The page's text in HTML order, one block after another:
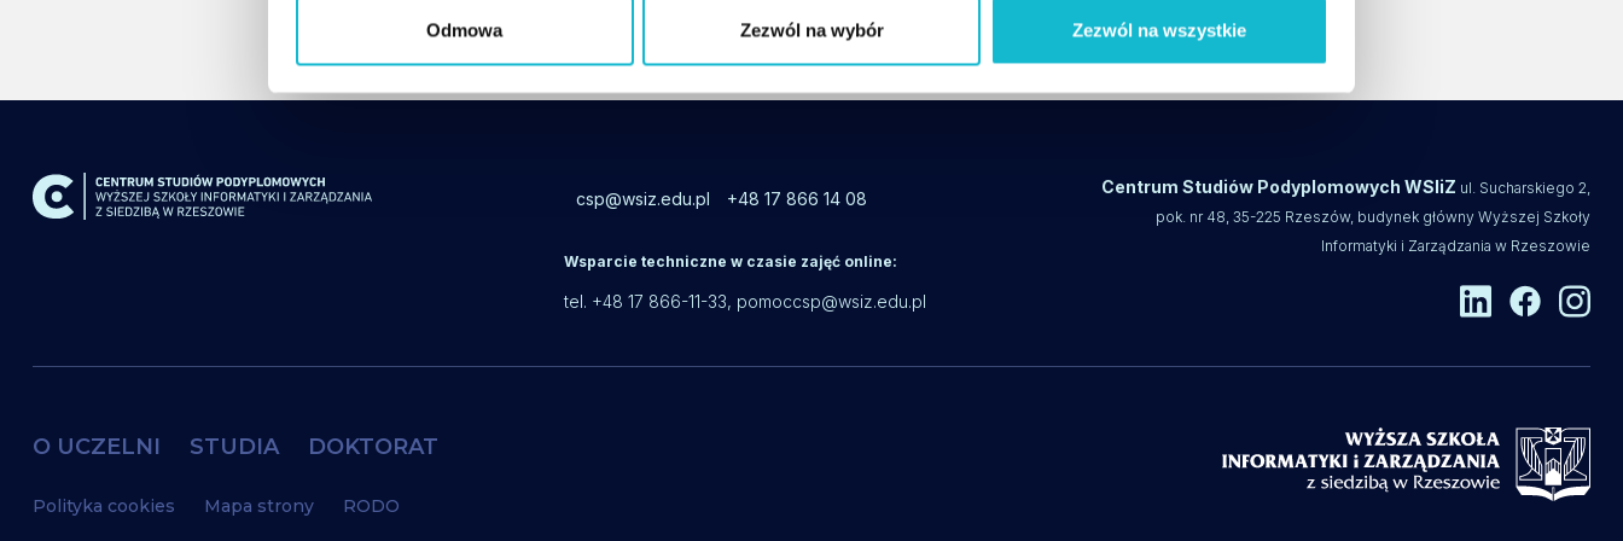
d
Odmowa Zezwól na wybór Zezwól na wszystkie
Behawiorystyka zwierząt
csp@wsiz.edu.pl +48 17 866 14 08
Wsparcie techniczne w czasie zajęć online:
tel. +48 17 866-11-33, pomoccsp@wsiz.edu.pl
Centrum Studiów Podyplomowych WSIiZ ul. Sucharskiego 2,
pok. nr 48, 35-225 Rzeszów, budynek główny Wyższej Szkoły
Informatyki i Zarządzania w Rzeszowie
O UCZELNI STUDIA DOKTORAT
Polityka cookies Mapa strony RODO